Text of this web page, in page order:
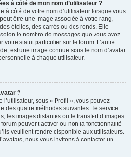
à côté de mon nom d’utilisateur ?
à côté de votre nom d’utilisateur lorsque vous
être une image associée à votre rang,
étoiles, des carrés ou des ronds. Elle
le nombre de messages que vous avez
votre statut particulier sur le forum. L’autre
est une image connue sous le nom d’avatar
à chaque utilisateur.
?
l’utilisateur, sous « Profil », vous pouvez
des quatre méthodes suivantes : le service
les images distantes ou le transfert d’images
peuvent activer ou non la fonctionnalité
veuillent rendre disponible aux utilisateurs.
nous vous invitons à contacter un